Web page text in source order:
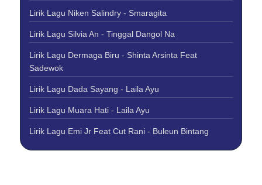
Lirik Lagu Niken Salindry - Smaragita
Lirik Lagu Silvia An - Tinggal Dangol Na
Lirik Lagu Dermaga Biru - Shinta Arsinta Feat
Sadewok
Lirik Lagu Dada Sayang - Laila Ayu
Lirik Lagu Muara Hati - Laila Ayu
Lirik Lagu Emi Jr Feat Cut Rani - Buleun Bintang